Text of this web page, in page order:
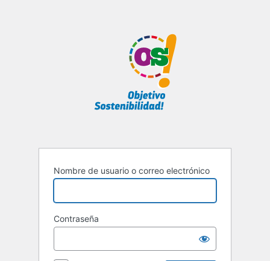
Nombre de usuario o correo electrónico
Contraseña